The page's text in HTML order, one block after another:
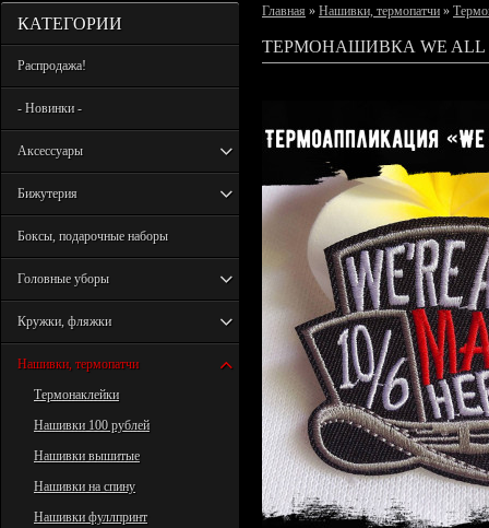
КАТЕГОРИИ
Распродажа!
- Новинки -
Аксессуары
Бижутерия
Боксы, подарочные наборы
Головные уборы
Кружки, фляжки
Нашивки, термопатчи
Термонаклейки
Нашивки 100 рублей
Нашивки вышитые
Нашивки на спину
Нашивки фуллпринт
Главная » Нашивки, термопатчи »
ТЕРМОНАШИВКА WE ALL